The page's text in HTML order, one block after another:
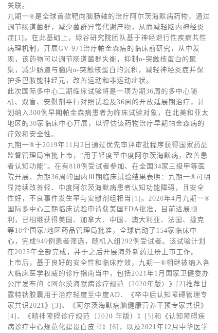
关联。
九期一®是全球首款靶向脑肠轴的治疗阿尔茨海默病药物，通过
调节肠道菌群，减少菌群异常代谢产物，从而减轻脑内神经炎
症[1]。在此基础上，绿谷研究院团队基于神经退行性疾病共性
病理机制，开展GV-971治疗帕金森病的临床前研究，从中发
现，该药物可以调节肠道菌群失衡，抑制α-突触核蛋白的聚
集，减少肠道与脑内α-突触核蛋白的沉积，减轻神经炎症并保
护多巴胺能神经元，改善运动和非运动症状。
此次国际多中心二期临床试验将是一项为期36周的多中心随
机、双盲、安慰剂平行对照试验及36周的开放延展期治疗，计
划纳入300例早期帕金森病患者为临床试验对象，在北美和亚太
地区的30家临床中心开展，以评估该药物治疗早期帕金森病的
疗效和安全性。
九期一®于2019年11月2日通过优先审评审批程序获得国家药品
监督管理局审批上市，“用于轻度至中度阿尔茨海默病，改善患
者认知功能”。在有818例受试者参加、在全国34家三级甲等医
院开展、为期36周的国内Ⅲ期临床试验结果表明：九期一®可明
显持续改善轻、中度阿尔茨海默病患者认知功能障碍，且安全
性好，不良事件发生率与安慰剂组相当[1]。2020年4月九期一®
国际多中心三期临床试验申请获美国FDA批准，目前进展顺
利，已相继获得美国、加拿大、中国、澳大利亚、法国、捷克
等10个国家/地区药品管理局批准，全球启动了154家临床中
心，完成949例患者筛选，随机入组292例受试者。该试验计划
在2025年全部完成，并于之后开展海外新药注册上市工作。
上市后，基于良好的安全性和临床疗效，九期一®相继被纳入各
大临床医学权威的诊疗指南当中，包括2021年1月国家卫健委办
公厅发布的《阿尔茨海默病诊疗规范（2020年版）》[2]推荐甘
露特钠胶囊用于治疗轻度至中度AD、《卒中后认知障碍管理专
家共识2021》[3]、《阿尔茨海默病脑健康营养干预专家共识》
[4]、《精神障碍诊疗规范（2020 年版）》[5]和《认知障碍疾
病诊疗中心规范化建设白皮书》[6]，以及2021年12月中华医学